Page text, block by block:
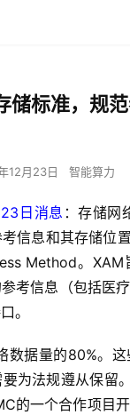
储标准，规
12月23日 智能算力
日消息 ：存储网
信息和其存储位
Method。XAM
考信息（包括医
。
据量的80%。这
为法规遵从保留
的一个合作项目